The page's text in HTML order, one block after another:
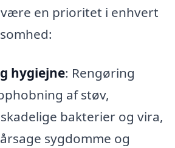
en prioritet i enhvert
hygiejne: Rengøring
af støv,
bakterier og vira,
sygdomme og